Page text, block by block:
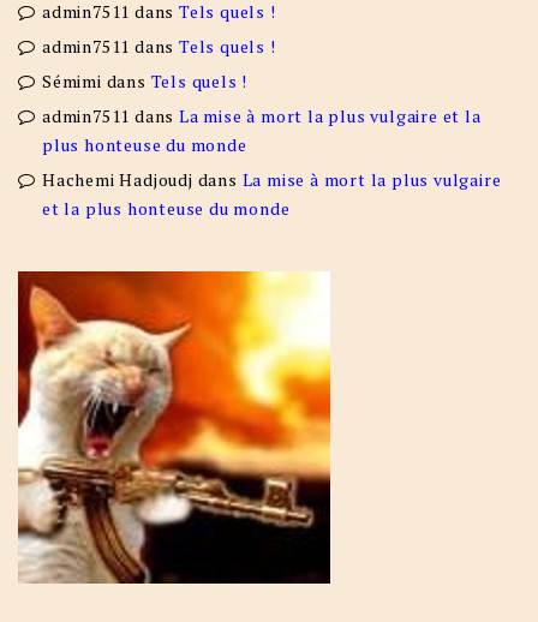
admin7511 dansTels quels !
admin7511 dansTels quels !
Sémimi dans Tels quels !
admin7511 dansLa mise à mort la plus vulgaire et la
plus honteuse du monde
Hachemi Hadjoudj dans La mise à mort la plus vulgaire
et la plus honteuse du monde